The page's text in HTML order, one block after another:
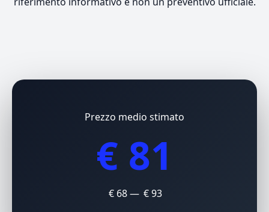
Prezzo medio stimato
€ 81
€ 68 — € 93